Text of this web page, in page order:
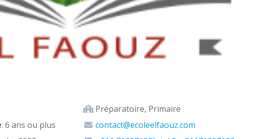
Préparatoire, Primaire
: 6 ans ou plus
contact@ecoleelfaouz.com